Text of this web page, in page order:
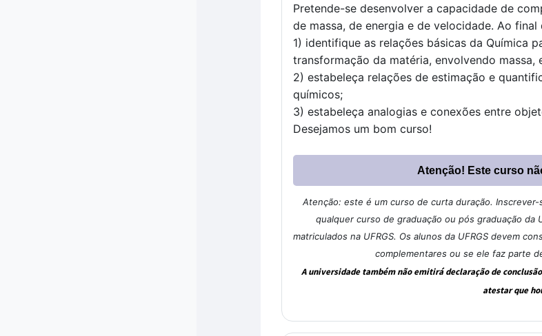
Pretende-se desenvolver a capacidade de
de massa, de energia e de velocidade. Ao
1) identifique as relações básicas da Química
transformação da matéria, envolvendo massa,
2) estabeleça relações de estimação e
químicos;
3) estabeleça analogias e conexões entre
Desejamos um bom curso!
Atenção! Este curso
Atenção: este é um curso de curta duração.
qualquer curso de graduação ou pós graduação
matriculados na UFRGS. Os alunos da UFRGS devem
complementares ou se ele faz parte
A universidade também não emitirá declaração de
atestar que